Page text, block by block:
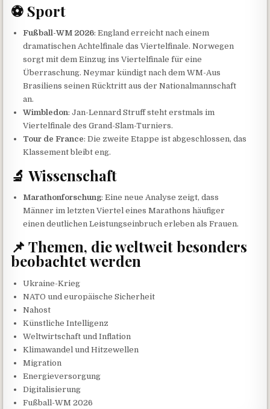
⚽ Sport
Fußball-WM 2026: England erreicht nach einem
dramatischen Achtelfinale das Viertelfinale. Norwegen
sorgt mit dem Einzug ins Viertelfinale für eine
Überraschung. Neymar kündigt nach dem WM-Aus
Brasiliens seinen Rücktritt aus der Nationalmannschaft
an.
Wimbledon: Jan-Lennard Struff steht erstmals im
Viertelfinale des Grand-Slam-Turniers.
Tour de France: Die zweite Etappe ist abgeschlossen, das
Klassement bleibt eng.
🔬 Wissenschaft
Marathonforschung: Eine neue Analyse zeigt, dass
Männer im letzten Viertel eines Marathons häufiger
einen deutlichen Leistungseinbruch erleben als Frauen.
📌 Themen, die weltweit besonders
beobachtet werden
Ukraine-Krieg
NATO und europäische Sicherheit
Nahost
Künstliche Intelligenz
Weltwirtschaft und Inflation
Klimawandel und Hitzewellen
Migration
Energieversorgung
Digitalisierung
Fußball-WM 2026